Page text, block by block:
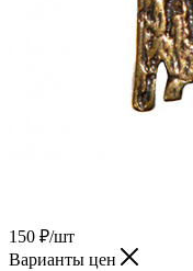
150 ₽/шт
Варианты цен